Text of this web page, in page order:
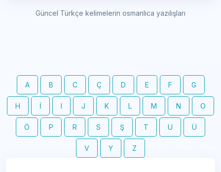
Güncel Türkçe kelimelerin osmanlıca yazılışları
A B C Ç D E F G
H İ I J K L M N O
Ö P R S Ş T U Ü
V Y Z